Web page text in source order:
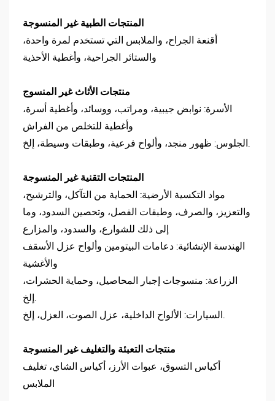
المنتجات الطبية غير المنسوجة
أقنعة الجراح، والملابس التي تستخدم لمرة واحدة،
والستائر الجراحية، وأغطية الأحذية
منتجات الأثاث غير المنسوج
الأسرة: نوابض جيبية، ومراتب، ووسائد، وأغطية أسرة،
وأغطية للتخلص من الفراش
الجلوس: ظهور منجد، وألواح فرعية، وطبقات وسيطة، إلخ.
المنتجات التقنية غير المنسوجة
مواد التكسية الأرضية: الحماية من التآكل، والترشيح،
والتعزيز، والصرف، وطبقات الفصل، وتحصين السدود، وما
إلى ذلك للشوارع، والسدود، والمزارع
الهندسة الإنشائية: دعامات البيتومين وألواح عزل الأسقف
والأغشية
الزراعة: منسوجات إجبار المحاصيل، وحماية الحشرات،
إلخ.
السيارات: الألواح الداخلية، عزل الصوت، العزل، إلخ.
منتجات التعبئة والتغليف غير المنسوجة
أكياس التسوق، عبوات الأرز، أكياس الشاي، تغليف
الملابس